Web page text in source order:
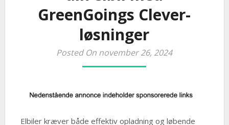
GreenGoings Clever-
løsninger
Posted On november 26, 2024
Elbiler kræver både effektiv opladning og løbende